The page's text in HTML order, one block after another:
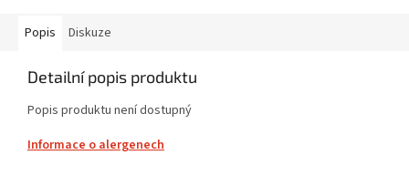
Popis Diskuze
Detailní popis produktu
Popis produktu není dostupný
Informace o alergenech